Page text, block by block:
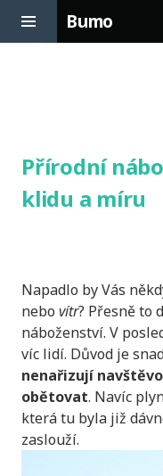
Bumo
Přírodní
klidu a míru
Napadlo by Vás
nebo vítr? Přesně to
náboženství. V
víc lidí. Důvod je
nenařizují
obětovat. Navíc
která tu byla již
zaslouží.
Sidebar